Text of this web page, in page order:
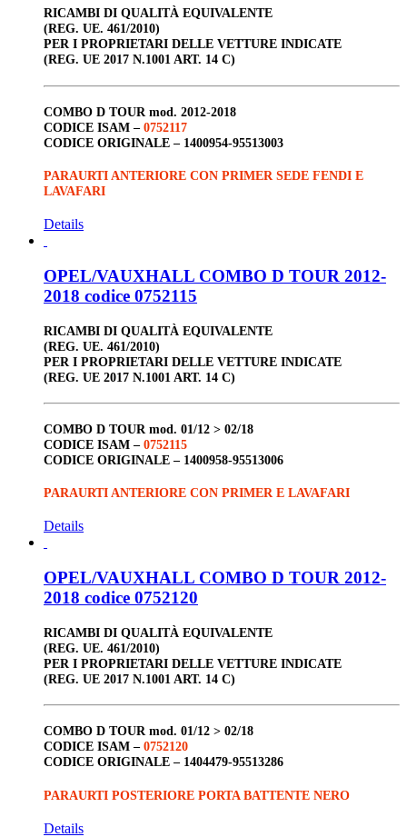
RICAMBI DI QUALITÀ EQUIVALENTE
(REG. UE. 461/2010)
PER I PROPRIETARI DELLE VETTURE INDICATE
(REG. UE 2017 N.1001 ART. 14 C)
COMBO D TOUR mod. 2012-2018
CODICE ISAM – 0752117
CODICE ORIGINALE – 1400954-95513003
PARAURTI ANTERIORE CON PRIMER SEDE FENDI E
LAVAFARI
Details
OPEL/VAUXHALL COMBO D TOUR 2012-
2018 codice 0752115
RICAMBI DI QUALITÀ EQUIVALENTE
(REG. UE. 461/2010)
PER I PROPRIETARI DELLE VETTURE INDICATE
(REG. UE 2017 N.1001 ART. 14 C)
COMBO D TOUR mod. 01/12 > 02/18
CODICE ISAM – 0752115
CODICE ORIGINALE – 1400958-95513006
PARAURTI ANTERIORE CON PRIMER E LAVAFARI
Details
OPEL/VAUXHALL COMBO D TOUR 2012-
2018 codice 0752120
RICAMBI DI QUALITÀ EQUIVALENTE
(REG. UE. 461/2010)
PER I PROPRIETARI DELLE VETTURE INDICATE
(REG. UE 2017 N.1001 ART. 14 C)
COMBO D TOURmod. 01/12 > 02/18
CODICE ISAM – 0752120
CODICE ORIGINALE – 1404479-95513286
PARAURTI POSTERIORE PORTA BATTENTE NERO
Details